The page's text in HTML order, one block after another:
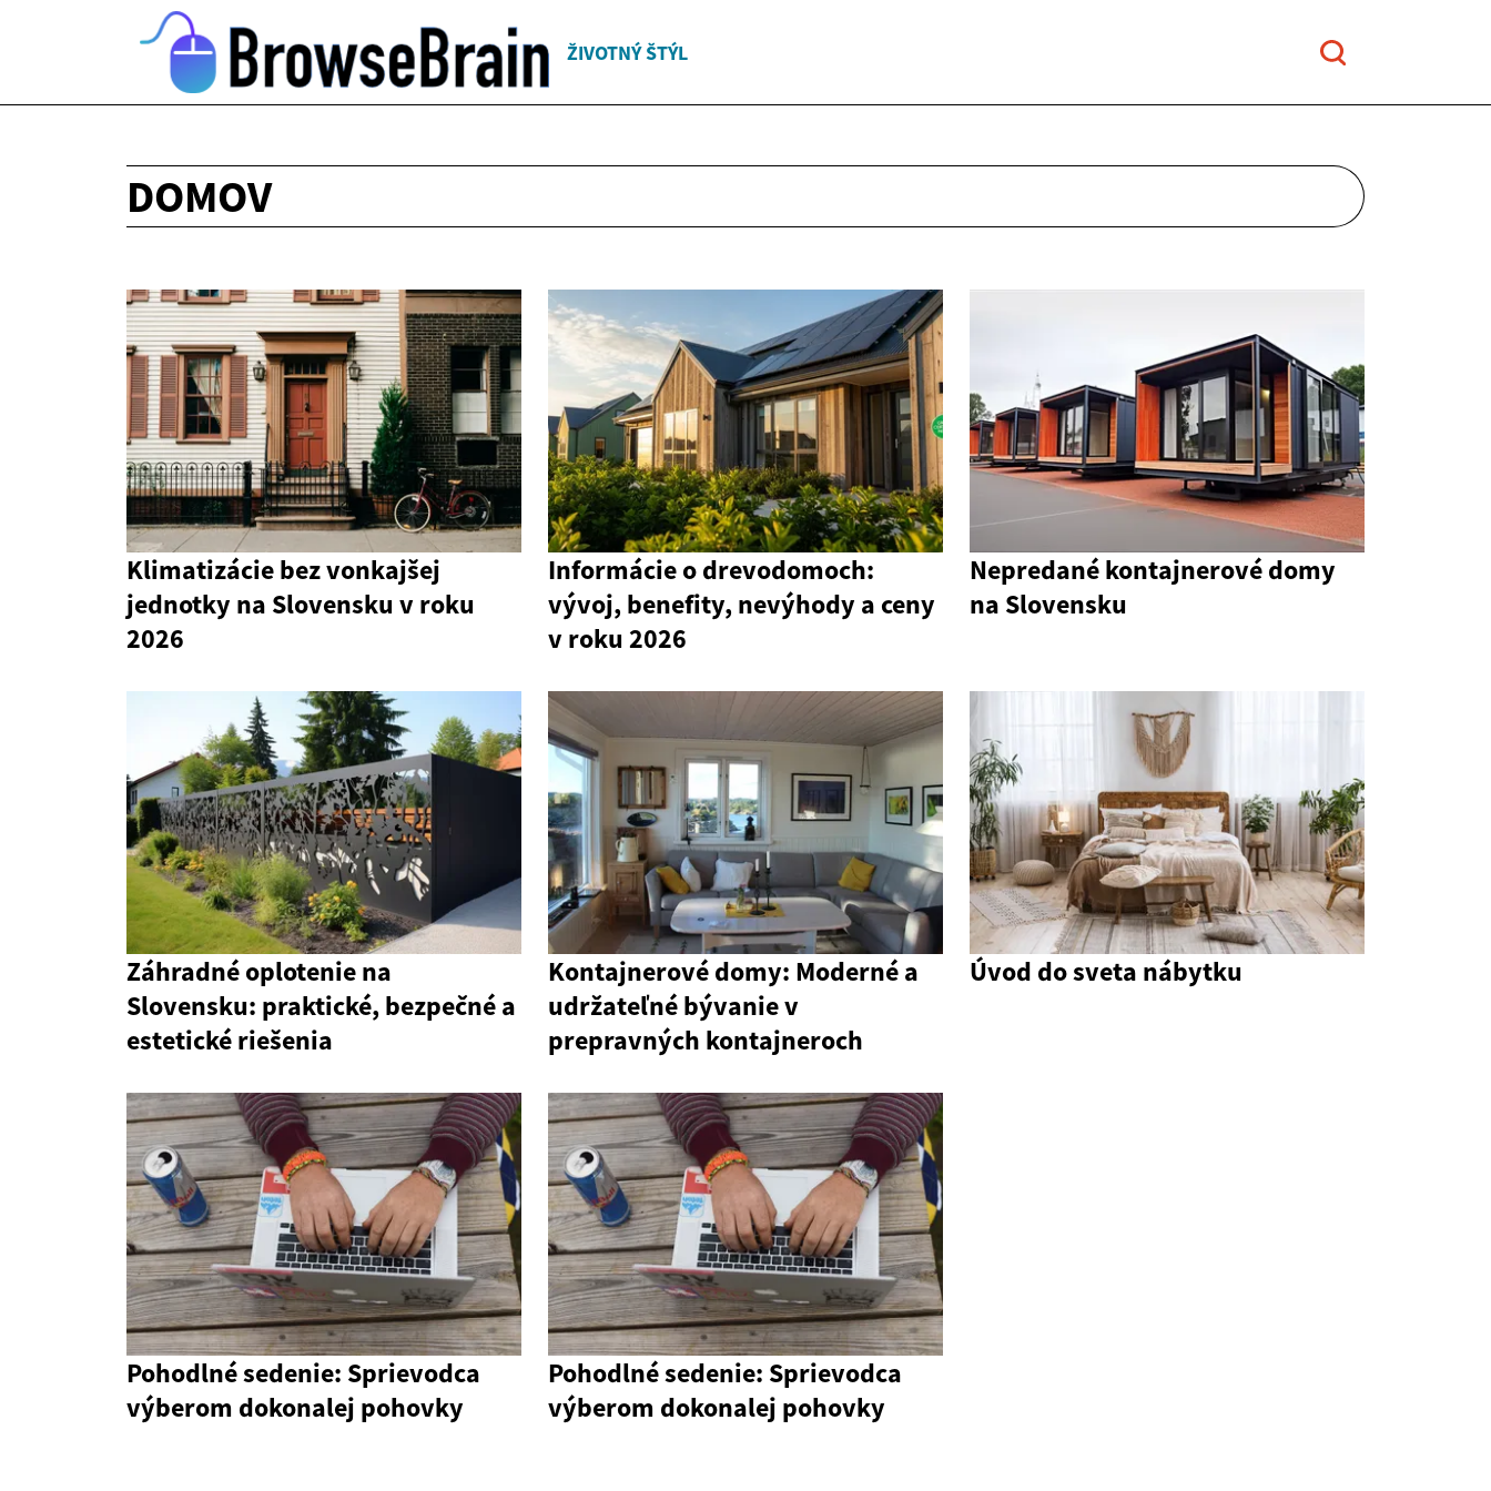
ŽIVOTNÝ ŠTÝL
DOMOV
Klimatizácie bez vonkajšej
jednotky na Slovensku v roku
2026
Informácie o drevodomoch:
vývoj, benefity, nevýhody a ceny
v roku 2026
Nepredané kontajnerové domy
na Slovensku
Záhradné oplotenie na
Slovensku: praktické, bezpečné a
estetické riešenia
Kontajnerové domy: Moderné a
udržateľné bývanie v
prepravných kontajneroch
Úvod do sveta nábytku
Pohodlné sedenie: Sprievodca
výberom dokonalej pohovky
Pohodlné sedenie: Sprievodca
výberom dokonalej pohovky